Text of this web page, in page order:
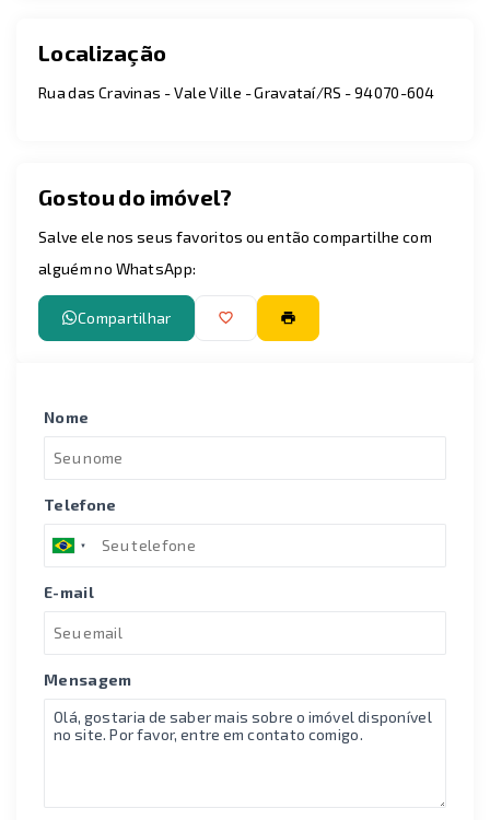
Localização
Rua das Cravinas - Vale Ville - Gravataí/RS - 94070-604
Gostou do imóvel?
Salve ele nos seus favoritos ou então compartilhe com
alguém no WhatsApp:
Compartilhar
Nome
Telefone
E-mail
Mensagem